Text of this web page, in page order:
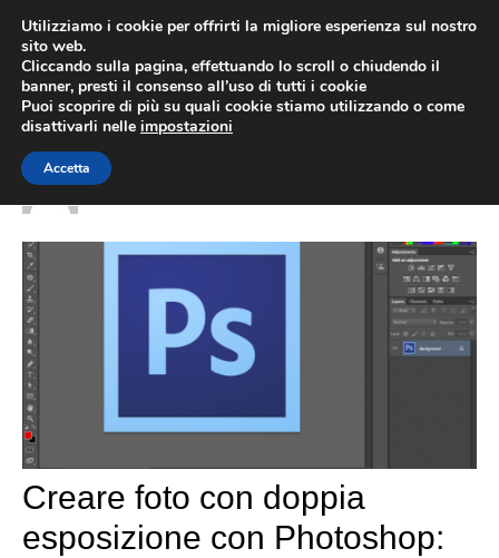
contenuto
Gtuzzi
Creare foto con doppia
esposizione con Photoshop:
Utilizziamo i cookie per offrirti la migliore esperienza sul nostro
sito web.
Cliccando sulla pagina, effettuando lo scroll o chiudendo il
banner, presti il consenso all’uso di tutti i cookie
Puoi scoprire di più su quali cookie stiamo utilizzando o come
disattivarli nelle impostazioni
Accetta